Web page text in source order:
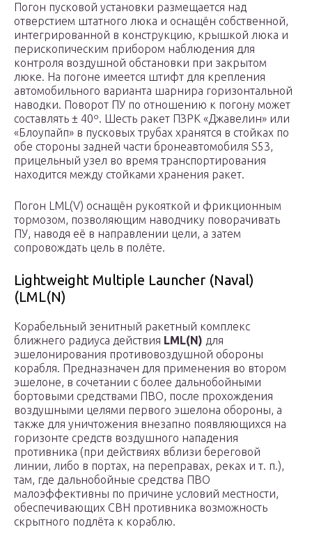
Погон пусковой установки размещается над
отверстием штатного люка и оснащён собственной,
интегрированной в конструкцию, крышкой люка и
перископическим прибором наблюдения для
контроля воздушной обстановки при закрытом
люке. На погоне имеется штифт для крепления
автомобильного варианта шарнира горизонтальной
наводки. Поворот ПУ по отношению к погону может
составлять ± 40º. Шесть ракет ПЗРК «Джавелин» или
«Блоупайп» в пусковых трубах хранятся в стойках по
обе стороны задней части бронеавтомобиля S53,
прицельный узел во время транспортирования
находится между стойками хранения ракет.
Погон LML(V) оснащён рукояткой и фрикционным
тормозом, позволяющим наводчику поворачивать
ПУ, наводя её в направлении цели, а затем
сопровождать цель в полёте.
Lightweight Multiple Launcher (Naval)
(LML(N)
Корабельный зенитный ракетный комплекс
ближнего радиуса действия LML(N) для
эшелонирования противовоздушной обороны
корабля. Предназначен для применения во втором
эшелоне, в сочетании с более дальнобойными
бортовыми средствами ПВО, после прохождения
воздушными целями первого эшелона обороны, а
также для уничтожения внезапно появляющихся на
горизонте средств воздушного нападения
противника (при действиях вблизи береговой
линии, либо в портах, на переправах, реках и т. п.),
там, где дальнобойные средства ПВО
малоэффективны по причине условий местности,
обеспечивающих СВН противника возможность
скрытного подлёта к кораблю.